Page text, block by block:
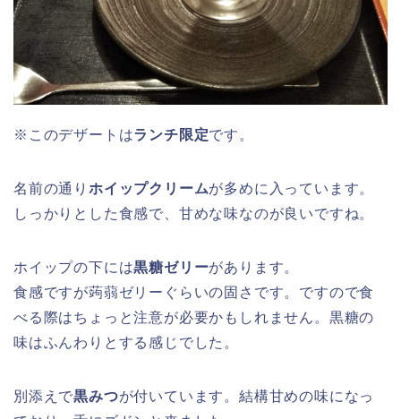
※このデザートはランチ限定です。
名前の通り ホイップクリームが多めに入っています。
しっかりとした食感で、甘めな味なのが良いですね。
ホイップの下には黒糖ゼリーがあります。
食感ですが蒟蒻ゼリーぐらいの固さです。ですので食
べる際はちょっと注意が必要かもしれません。黒糖の
味はふんわりとする感じでした。
別添えで黒みつが付いています。結構甘めの味になっ